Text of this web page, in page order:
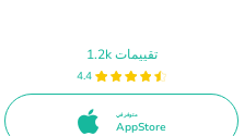
1.2k تقييمات
4.4
متوفر في
AppStore